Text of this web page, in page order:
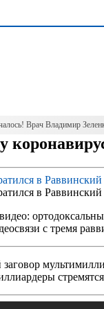
Врач Владимир
с тремя